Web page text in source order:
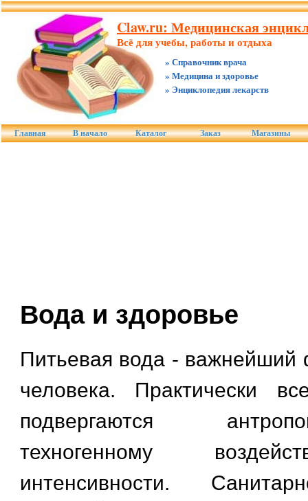
Claw.ru: Медицинская
Всё для учебы, работы и отдыха
» Справочник врача
» Медицина и здоровье
» Энциклопедия лекарств
Главная В начало Каталог Заказ Магазины
Вода и здоровье
Питьевая вода - важнейший
человека. Практически
подвергаются
техногенному
интенсивности.